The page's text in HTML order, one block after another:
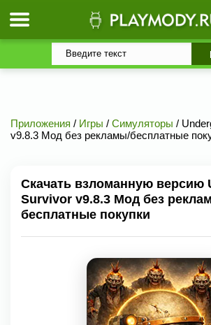
Приложения / Игры / Симуляторы /
v9.8.3 Мод без рекламы/бесплатные
Скачать взломанную версию
Survivor v9.8.3 Мод без
бесплатные покупки